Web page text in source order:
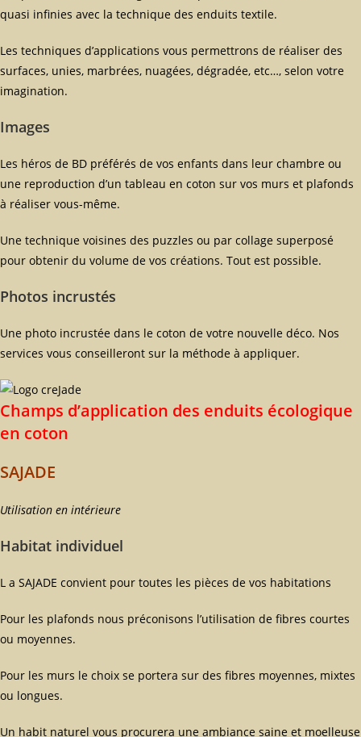
quasi infinies avec la technique des enduits textile.
Les techniques d’applications vous permettrons de réaliser des
surfaces, unies, marbrées, nuagées, dégradée, etc…, selon votre
imagination.
Images
Les héros de BD préférés de vos enfants dans leur chambre ou
une reproduction d’un tableau en coton sur vos murs et plafonds
à réaliser vous-même.
Une technique voisines des puzzles ou par collage superposé
pour obtenir du volume de vos créations. Tout est possible.
Photos incrustés
Une photo incrustée dans le coton de votre nouvelle déco. Nos
services vous conseilleront sur la méthode à appliquer.
Champs d’application des enduits écologique
en coton
SAJADE
Utilisation en intérieure
Habitat individuel
L a SAJADE convient pour toutes les pièces de vos habitations
Pour les plafonds nous préconisons l’utilisation de fibres courtes
ou moyennes.
Pour les murs le choix se portera sur des fibres moyennes, mixtes
ou longues.
Un habit naturel vous procurera une ambiance saine et moelleuse